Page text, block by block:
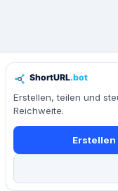
Erstellen, teilen und
Reichweite.
Erstellen